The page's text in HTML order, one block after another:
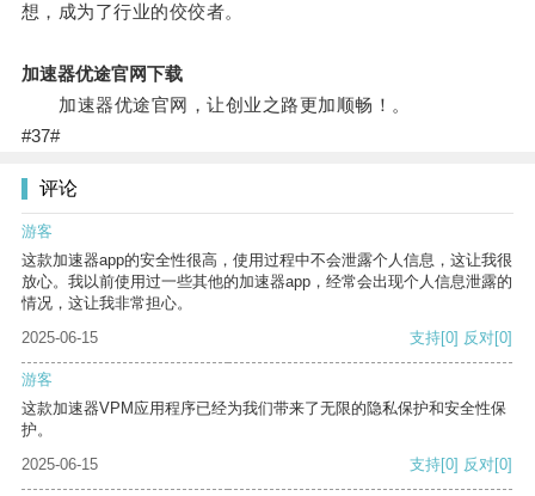
想，成为了行业的佼佼者。
加速器优途官网下载
加速器优途官网，让创业之路更加顺畅！。
#37#
评论
游客
这款加速器app的安全性很高，使用过程中不会泄露个人信息，这让我很
放心。我以前使用过一些其他的加速器app，经常会出现个人信息泄露的
情况，这让我非常担心。
2025-06-15
支持[0] 反对[0]
游客
这款加速器VPM应用程序已经为我们带来了无限的隐私保护和安全性保
护。
2025-06-15
支持[0] 反对[0]